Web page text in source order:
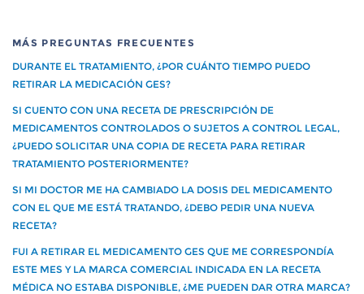
MÁS PREGUNTAS FRECUENTES
DURANTE EL TRATAMIENTO, ¿POR CUÁNTO TIEMPO PUEDO
RETIRAR LA MEDICACIÓN GES?
SI CUENTO CON UNA RECETA DE PRESCRIPCIÓN DE
MEDICAMENTOS CONTROLADOS O SUJETOS A CONTROL LEGAL,
¿PUEDO SOLICITAR UNA COPIA DE RECETA PARA RETIRAR
TRATAMIENTO POSTERIORMENTE?
SI MI DOCTOR ME HA CAMBIADO LA DOSIS DEL MEDICAMENTO
CON EL QUE ME ESTÁ TRATANDO, ¿DEBO PEDIR UNA NUEVA
RECETA?
FUI A RETIRAR EL MEDICAMENTO GES QUE ME CORRESPONDÍA
ESTE MES Y LA MARCA COMERCIAL INDICADA EN LA RECETA
MÉDICA NO ESTABA DISPONIBLE, ¿ME PUEDEN DAR OTRA MARCA?